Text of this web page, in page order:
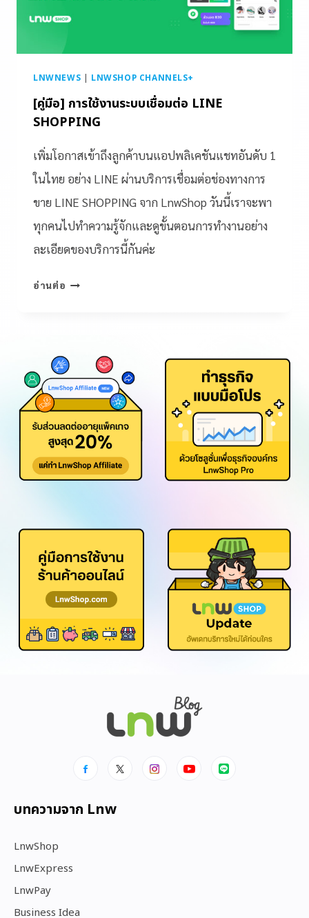
LNWNEWS LNWSHOP CHANNELS+
[คู่มือ] การใช้งานระบบเชื่อมต่อ LINE
SHOPPING
เพิ่มโอกาสเข้าถึงลูกค้าบนแอปพลิเคชันแชทอันดับ 1
ในไทย อย่าง LINE ผ่านบริการเชื่อมต่อช่องทางการ
ขาย LINE SHOPPING จาก LnwShop วันนี้เราจะพา
ทุกคนไปทำความรู้จักและดูขั้นตอนการทำงานอย่าง
ละเอียดของบริการนี้กันค่ะ
อ่านต่อ
บทความจาก Lnw
LnwShop
LnwExpress
LnwPay
Business Idea